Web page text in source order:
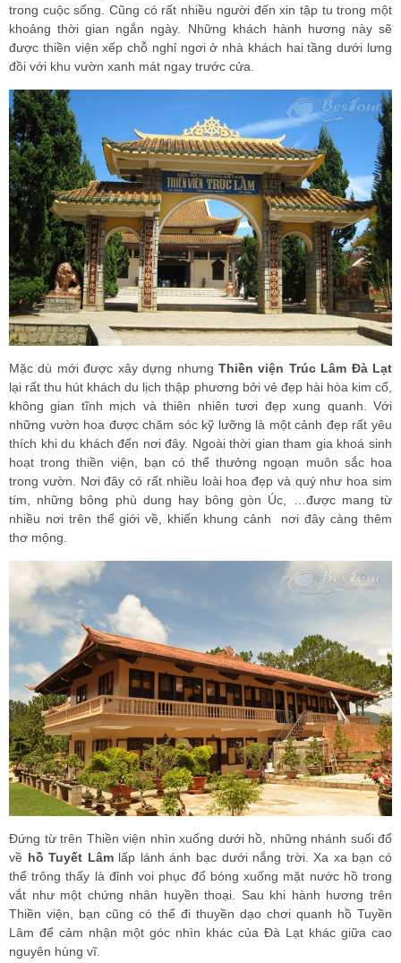
trong cuộc sống. Cũng có rất nhiều người đến xin tập tu trong một
khoảng thời gian ngắn ngày. Những khách hành hương này sẽ
được thiền viện xếp chỗ nghỉ ngơi ở nhà khách hai tầng dưới lưng
đồi với khu vườn xanh mát ngay trước cửa.
Mặc dù mới được xây dựng nhưng Thiền viện Trúc Lâm Đà Lạt
lại rất thu hút khách du lịch thập phương bởi vẻ đẹp hài hòa kim cổ,
không gian tĩnh mịch và thiên nhiên tươi đẹp xung quanh. Với
những vườn hoa được chăm sóc kỹ lưỡng là một cảnh đẹp rất yêu
thích khi du khách đến nơi đây. Ngoài thời gian tham gia khoá sinh
hoạt trong thiền viện, bạn có thể thưởng ngoạn muôn sắc hoa
trong vườn. Nơi đây có rất nhiều loài hoa đẹp và quý như hoa sim
tím, những bông phù dung hay bông gòn Úc, …được mang từ
nhiều nơi trên thế giới về, khiến khung cảnh nơi đây càng thêm
thơ mộng.
Đứng từ trên Thiền viện nhìn xuống dưới hồ, những nhánh suối đổ
về hồ Tuyết Lâmlấp lánh ánh bạc dưới nắng trời. Xa xa bạn có
thể trông thấy là đỉnh voi phục đổ bóng xuống mặt nước hồ trong
vắt như một chứng nhân huyền thoại. Sau khi hành hương trên
Thiền viện, bạn cũng có thể đi thuyền dạo chơi quanh hồ Tuyền
Lâm để cảm nhận một góc nhìn khác của Đà Lạt khác giữa cao
nguyên hùng vĩ.